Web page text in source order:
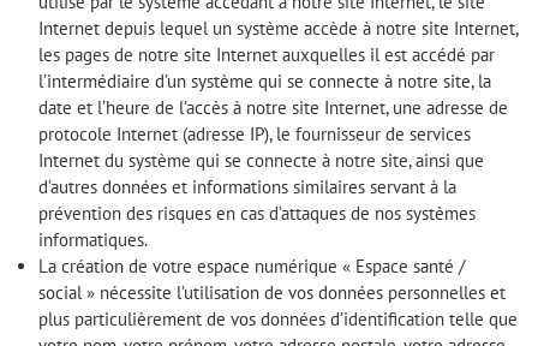
Internet depuis lequel un système accède à notre site Internet,
les pages de notre site Internet auxquelles il est accédé par
l’intermédiaire d’un système qui se connecte à notre site, la
date et l’heure de l’accès à notre site Internet, une adresse de
protocole Internet (adresse IP), le fournisseur de services
Internet du système qui se connecte à notre site, ainsi que
d’autres données et informations similaires servant à la
prévention des risques en cas d’attaques de nos systèmes
informatiques.
La création de votre espace numérique « Espace santé /
social » nécessite l’utilisation de vos données personnelles et
plus particulièrement de vos données d’identification telle que